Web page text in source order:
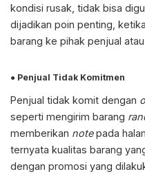
kondisi rusak, tidak bisa
dijadikan poin penting,
barang ke pihak penjual atau
● Penjual Tidak Komitmen
Penjual tidak komit dengan
seperti mengirim barang
memberikan notepada
ternyata kualitas barang
dengan promosi yang